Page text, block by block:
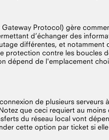
Protocol) gère
d’échanger des
différentes, et notamment
protection contre les boucles
dépend de l'emplacement
de plusieurs serveurs
que ceci requiert au moins
du réseau local vont
cette option par ticket si